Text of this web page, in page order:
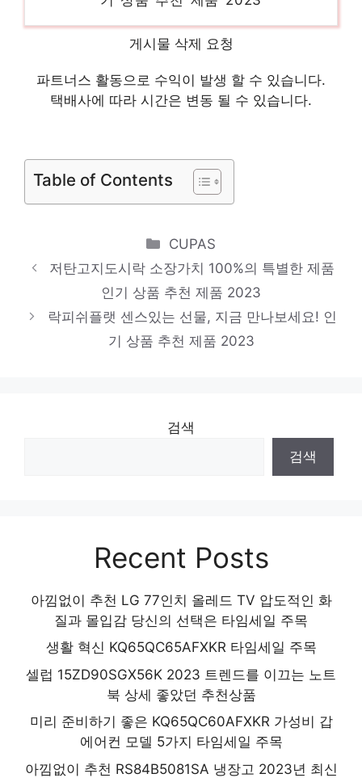
선택 인기 상품 추천 제품 2023
SK매직DWARB 당신을 위한 세상에 하나뿐인
상품 인기 상품 추천 제품 2023
품 추천 제품 2023
게시물 삭제 요청
파트너스 활동으로 수익이 발생 할 수 있습니다.
택배사에 따라 시간은 변동 될 수 있습니다.
Table of Contents
Categories
CUPAS
저탄고지도시락 소장가치 100%의 특별한 제품
인기 상품 추천 제품 2023
락피쉬플랫 센스있는 선물, 지금 만나보세요! 인
기 상품 추천 제품 2023
검색
검색
Recent Posts
아낌없이 추천 LG 77인치 올레드 TV 압도적인 화
질과 몰입감 당신의 선택은 타임세일 주목
생활 혁신 KQ65QC65AFXKR 타임세일 주목
셀럽 15ZD90SGX56K 2023 트렌드를 이끄는 노트
북 상세 좋았던 추천상품
미리 준비하기 좋은 KQ65QC60AFXKR 가성비 갑
에어컨 모델 5가지 타임세일 주목
아낌없이 추천 RS84B5081SA 냉장고 2023년 최신